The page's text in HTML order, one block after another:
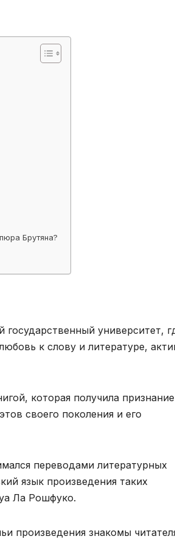
Брутяна?
университет,
к слову и литературе,
которая получила признание
своего поколения и его
переводами литературных
язык произведения таких
Ла Рошфуко.
произведения знакомы